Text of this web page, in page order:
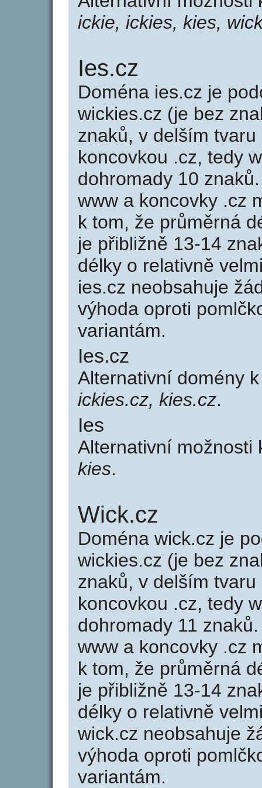
ickie, ickies, kies,
Ies.cz
Doména ies.cz je
wickies.cz (je bez
znaků, v delším
koncovkou .cz, tedy
dohromady 10
www a koncovky .cz
k tom, že průměrná
je přibližně 13-14
délky o relativně
ies.cz neobsahuje
výhoda oproti
variantám.
Ies.cz
Alternativní domény
ickies.cz, kies.cz.
Ies
Alternativní možnosti
kies.
Wick.cz
Doména wick.cz je
wickies.cz (je bez
znaků, v delším
koncovkou .cz, tedy
dohromady 11
www a koncovky .cz
k tom, že průměrná
je přibližně 13-14
délky o relativně
wick.cz neobsahuje
výhoda oproti
variantám.